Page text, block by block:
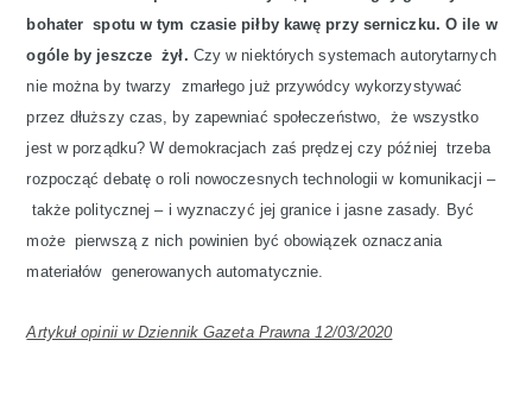
bohater spotu w tym czasie piłby kawę przy serniczku. O ile w
ogóle by jeszcze żył. Czy w niektórych systemach autorytarnych
nie można by twarzy zmarłego już przywódcy wykorzystywać
przez dłuższy czas, by zapewniać społeczeństwo, że wszystko
jest w porządku? W demokracjach zaś prędzej czy później trzeba
rozpocząć debatę o roli nowoczesnych technologii w komunikacji –
także politycznej – i wyznaczyć jej granice i jasne zasady. Być
może pierwszą z nich powinien być obowiązek oznaczania
materiałów generowanych automatycznie.
Artykuł opinii w Dziennik Gazeta Prawna 12/03/2020